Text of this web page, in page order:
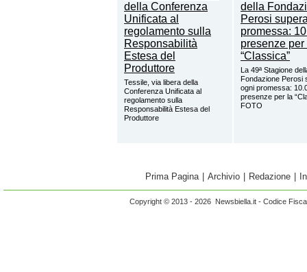
Tessile, via libera della
Conferenza Unificata al
regolamento sulla
Responsabilità Estesa del
Produttore
La 49ª Stagione
Fondazione Perosi
ogni promessa:
presenze per la
FOTO
Prima Pagina Archivio Redazione
Copyright © 2013 - 2026 Newsbiella.it - Codice